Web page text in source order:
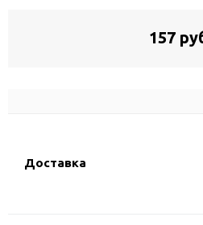
157
Доставка